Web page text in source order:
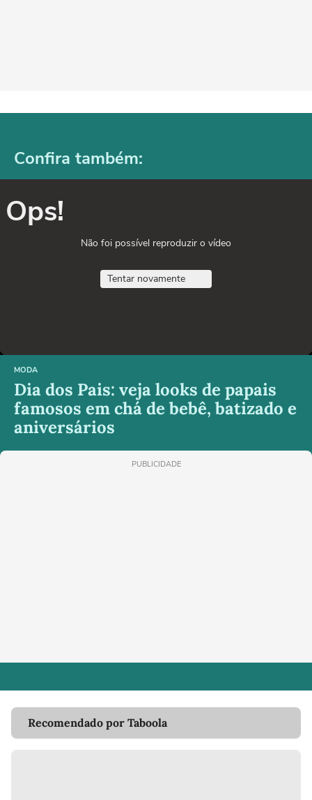
Confira também:
Ops!
Não foi possível reproduzir o vídeo
Tentar novamente
MODA
Dia dos Pais: veja looks de papais
famosos em chá de bebê, batizado e
aniversários
PUBLICIDADE
Recomendado por Taboola